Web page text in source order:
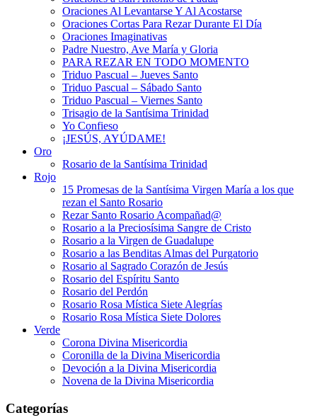
Oraciones Al Levantarse Y Al Acostarse
Oraciones Cortas Para Rezar Durante El Día
Oraciones Imaginativas
Padre Nuestro, Ave María y Gloria
PARA REZAR EN TODO MOMENTO
Triduo Pascual – Jueves Santo
Triduo Pascual – Sábado Santo
Triduo Pascual – Viernes Santo
Trisagio de la Santísima Trinidad
Yo Confieso
¡JESÚS, AYÚDAME!
Oro
Rosario de la Santísima Trinidad
Rojo
15 Promesas de la Santísima Virgen María a los que
rezan el Santo Rosario
Rezar Santo Rosario Acompañad@
Rosario a la Preciosísima Sangre de Cristo
Rosario a la Virgen de Guadalupe
Rosario a las Benditas Almas del Purgatorio
Rosario al Sagrado Corazón de Jesús
Rosario del Espíritu Santo
Rosario del Perdón
Rosario Rosa Mística Siete Alegrías
Rosario Rosa Mística Siete Dolores
Verde
Corona Divina Misericordia
Coronilla de la Divina Misericordia
Devoción a la Divina Misericordia
Novena de la Divina Misericordia
Categorías